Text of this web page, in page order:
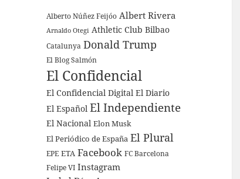
Alberto Núñez Feijóo Albert Rivera
Arnaldo Otegi Athletic Club Bilbao
Catalunya Donald Trump
El Blog Salmón
El Confidencial
El Confidencial Digital El Diario
El Español El Independiente
El Nacional Elon Musk
El Periódico de España El Plural
EPE ETA Facebook FC Barcelona
Felipe VI Instagram